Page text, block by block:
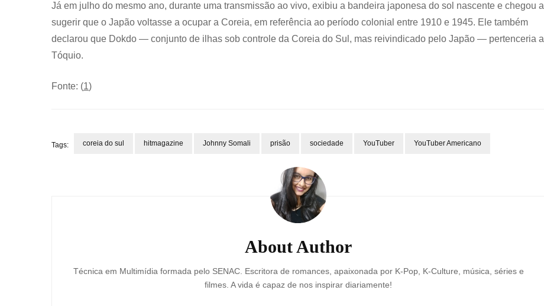
Já em julho do mesmo ano, durante uma transmissão ao vivo, exibiu a bandeira japonesa do sol nascente e chegou a
sugerir que o Japão voltasse a ocupar a Coreia, em referência ao período colonial entre 1910 e 1945. Ele também
declarou que Dokdo — conjunto de ilhas sob controle da Coreia do Sul, mas reivindicado pelo Japão — pertenceria a
Tóquio.
Fonte: (1)
Tags: coreia do sul hitmagazine Johnny Somali prisão sociedade YouTuber YouTuber Americano
About Author
Técnica em Multimídia formada pelo SENAC. Escritora de romances, apaixonada por K-Pop, K-Culture, música, séries e
filmes. A vida é capaz de nos inspirar diariamente!